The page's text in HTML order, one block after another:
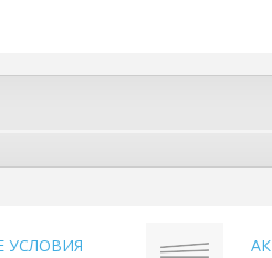
УСЛОВИЯ